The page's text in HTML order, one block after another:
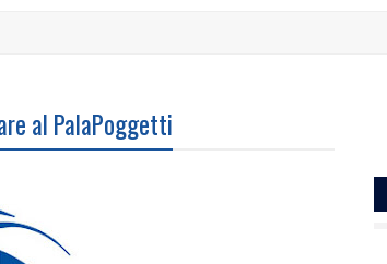
al PalaPoggetti